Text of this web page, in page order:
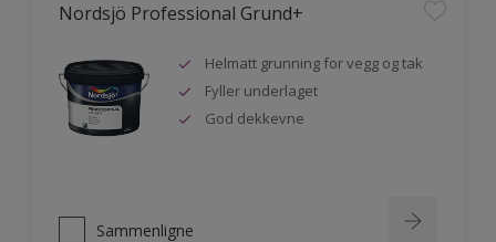
Nordsjö Professional Grund+
Helmatt grunning for vegg og tak
Fyller underlaget
God dekkevne
Sammenligne